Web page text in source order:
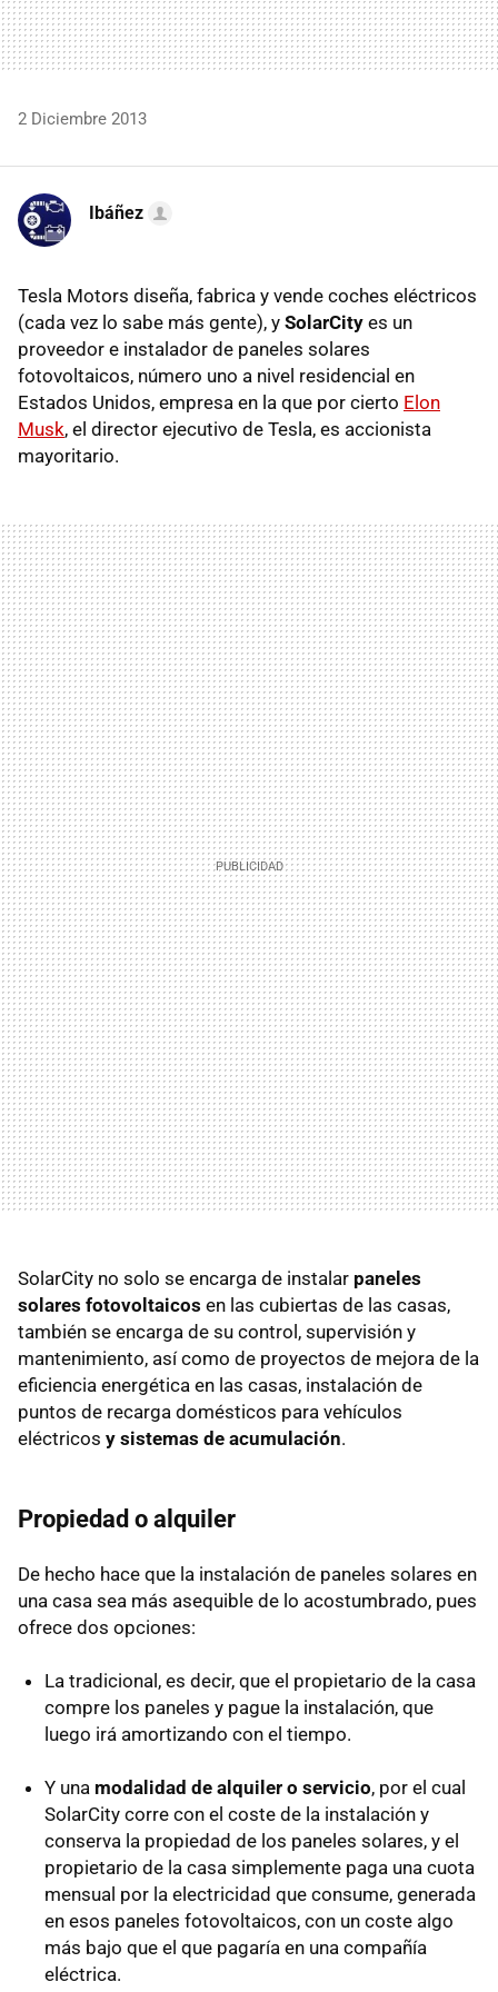
2 Diciembre 2013
Ibáñez
Tesla Motors diseña, fabrica y vende coches eléctricos
(cada vez lo sabe más gente), y SolarCity es un
proveedor e instalador de paneles solares
fotovoltaicos, número uno a nivel residencial en
Estados Unidos, empresa en la que por cierto Elon
Musk, el director ejecutivo de Tesla, es accionista
mayoritario.
SolarCity no solo se encarga de instalar paneles
solares fotovoltaicos en las cubiertas de las casas,
también se encarga de su control, supervisión y
mantenimiento, así como de proyectos de mejora de la
eficiencia energética en las casas, instalación de
puntos de recarga domésticos para vehículos
eléctricos y sistemas de acumulación.
Propiedad o alquiler
De hecho hace que la instalación de paneles solares en
una casa sea más asequible de lo acostumbrado, pues
ofrece dos opciones:
La tradicional, es decir, que el propietario de la casa
compre los paneles y pague la instalación, que
luego irá amortizando con el tiempo.
Y una modalidad de alquiler o servicio, por el cual
SolarCity corre con el coste de la instalación y
conserva la propiedad de los paneles solares, y el
propietario de la casa simplemente paga una cuota
mensual por la electricidad que consume, generada
en esos paneles fotovoltaicos, con un coste algo
más bajo que el que pagaría en una compañía
eléctrica.